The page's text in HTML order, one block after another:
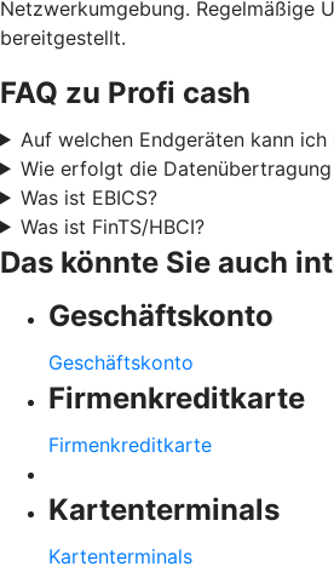
Netzwerkumgebung. Regelmäßige
bereitgestellt.
FAQ zu Profi cash
Auf welchen Endgeräten kann
Wie erfolgt die
Was ist EBICS?
Was ist FinTS/HBCI?
Das könnte Sie auch
Geschäftskonto
Geschäftskonto
Firmenkreditkarte
Firmenkreditkarte
Kartenterminals
Kartenterminals